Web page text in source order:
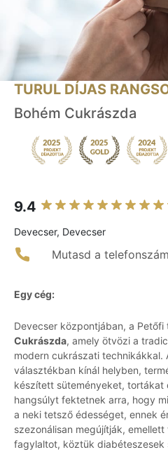
TURUL DÍJAS
Bohém Cukrászda
9.4
Devecser, Devecser
Mutasd a
Egy cég:
Devecser központjában, a Petőfi
Cukrászda, amely ötvözi a
modern cukrászati technikákkal.
választékban kínál helyben,
készített süteményeket, tortákat
hangsúlyt fektetnek arra, hogy
a neki tetsző édességet, ennek
szezonálisan megújítják,
fagylaltot, köztük diabéteszesek